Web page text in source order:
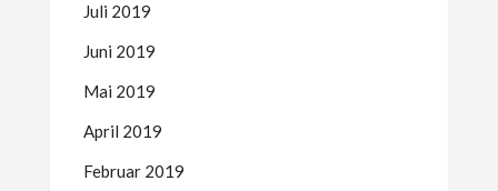
Juli 2019
Juni 2019
Mai 2019
April 2019
Februar 2019